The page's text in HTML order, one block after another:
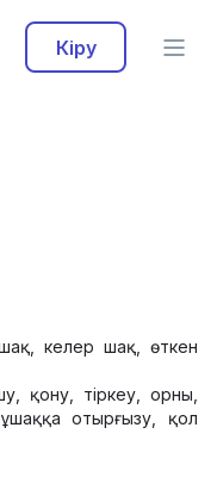
Кіру
келер шақ, өткен
қону, тіркеу, орны,
отырғызу, қол